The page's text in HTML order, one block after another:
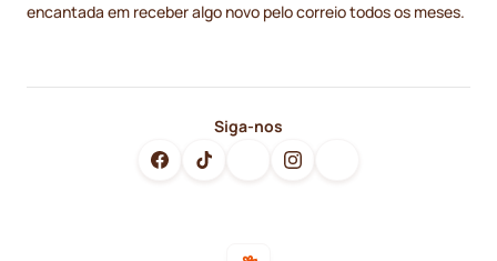
encantada em receber algo novo pelo correio todos os meses.
Siga-nos